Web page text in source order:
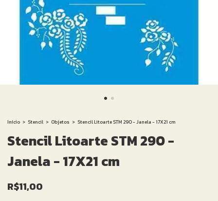
Início > Stencil > Objetos > Stencil Litoarte STM 290 - Janela - 17X21 cm
Stencil Litoarte STM 290 -
Janela - 17X21 cm
R$11,00